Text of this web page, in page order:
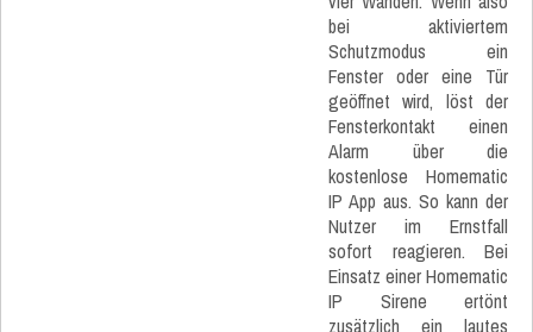
bei aktiviertem
Schutzmodus ein
Fenster oder eine Tür
geöffnet wird, löst der
Fensterkontakt einen
Alarm über die
kostenlose Homematic
IP App aus. So kann der
Nutzer im Ernstfall
sofort reagieren. Bei
Einsatz einer Homematic
IP Sirene ertönt
zusätzlich ein lautes